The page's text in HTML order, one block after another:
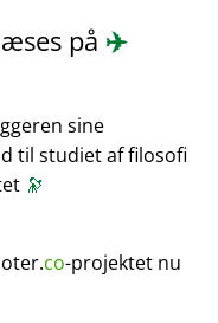
på ✈️
sine
til studiet af filosofi
🔭
co-projektet nu